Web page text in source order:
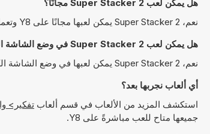
هل يمكن لعب Super Stacker 2 مجانًا؟
نعم، Super Stacker 2 يمكن لعبها مجانًا على Y8 وتعمل مباشرةً على المتصفح
هل يمكن لعب Super Stacker 2 في وضع الشاشة الكاملة؟
نعم، Super Stacker 2 يمكن لعبها في وضع الشاشة الكاملة للتمتع بتجربة أكثر انغماسًا
أي ألعاب نجربها بعد؟
استكشف المزيد من الألعاب في قسم ألعاب تفكير> واكتشف ألعابًا شهيرة مثل
جميعها متاح للعب مباشرةً على Y8.